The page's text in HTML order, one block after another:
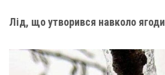
Лід, що утворився навколо ягоди